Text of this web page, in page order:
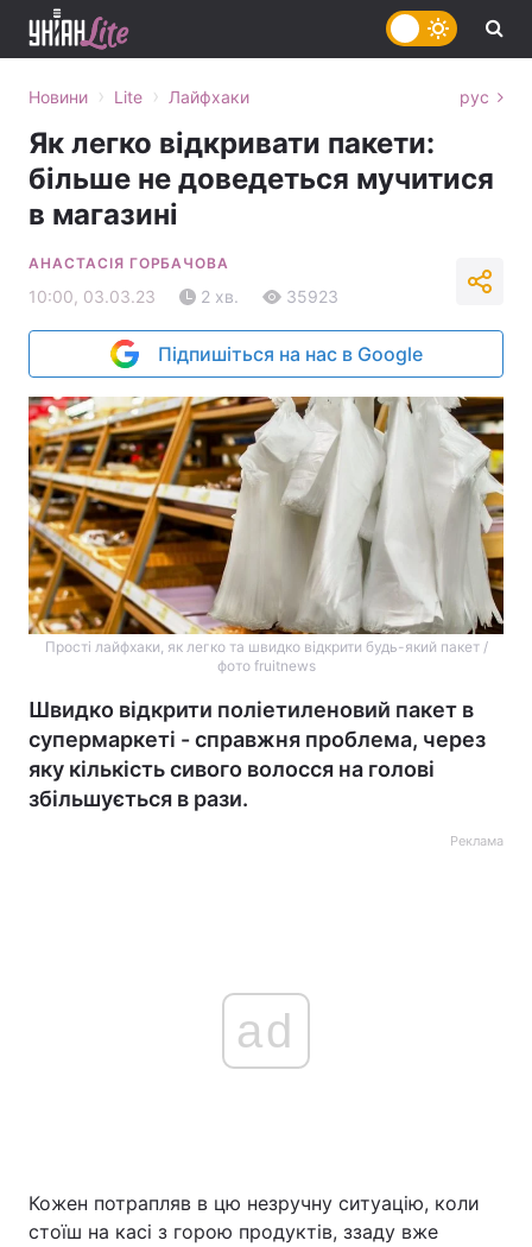
Україна Політика
Новини › Lite › Лайфхаки рус
Як легко відкривати пакети:
більше не доведеться мучитися
в магазині
АНАСТАСІЯ ГОРБАЧОВА
10:00, 03.03.23 2 хв. 35923
Підпишіться на нас в Google
Прості лайфхаки, як легко та швидко відкрити будь-який пакет /
фото fruitnews
Швидко відкрити поліетиленовий пакет в
супермаркеті - справжня проблема, через
яку кількість сивого волосся на голові
збільшується в рази.
Реклама
ad
Кожен потрапляв в цю незручну ситуацію, коли
стоїш на касі з горою продуктів, ззаду вже